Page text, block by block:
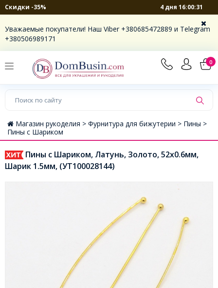
Скидки -35% 4 дня 16:00:31
Уважаемые покупатели! Наш Viber +380685472889 и Telegram
+380506989171
0
Магазин рукоделия > Фурнитура для бижутерии > Пины >
Пины с Шариком
Пины с Шариком, Латунь, Золото, 52х0.6мм,
Шарик 1.5мм, (УТ100028144)